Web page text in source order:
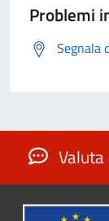
Problemi
Segnala